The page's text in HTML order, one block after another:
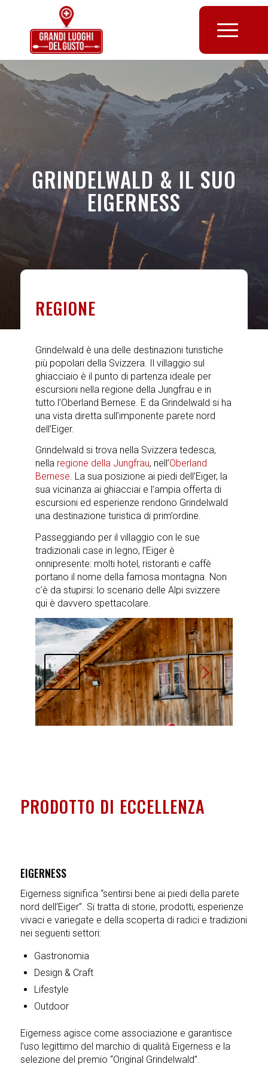
GRINDELWALD & IL SUO
EIGERNESS
REGIONE
Grindelwald è una delle destinazioni turistiche
più popolari della Svizzera. Il villaggio sul
ghiacciaio è il punto di partenza ideale per
escursioni nella regione della Jungfrau e in
tutto l’Oberland Bernese. E da Grindelwald si ha
una vista diretta sull’imponente parete nord
dell’Eiger.
Grindelwald si trova nella Svizzera tedesca,
nella regione della Jungfrau, nell’Oberland
Bernese. La sua posizione ai piedi dell’Eiger, la
sua vicinanza ai ghiacciai e l’ampia offerta di
escursioni ed esperienze rendono Grindelwald
una destinazione turistica di prim’ordine.
Passeggiando per il villaggio con le sue
tradizionali case in legno, l’Eiger è
onnipresente: molti hotel, ristoranti e caffè
portano il nome della famosa montagna. Non
c’è da stupirsi: lo scenario delle Alpi svizzere
qui è davvero spettacolare.
Succ
PRODOTTO DI ECCELLENZA
EIGERNESS
Eigerness significa “sentirsi bene ai piedi della parete
nord dell’Eiger”. Si tratta di storie, prodotti, esperienze
vivaci e variegate e della scoperta di radici e tradizioni
nei seguenti settori:
Gastronomia
Design & Craft
Lifestyle
Outdoor
Eigerness agisce come associazione e garantisce
l’uso legittimo del marchio di qualità Eigerness e la
selezione del premio “Original Grindelwald”.